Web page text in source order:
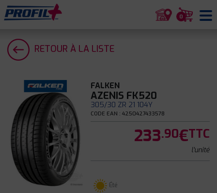
0
RETOUR À LA LISTE
FALKEN
AZENIS FK520
305/30 ZR 21 104Y
CODE EAN : 4250427433578
233.90€TTC
l'unité
Été